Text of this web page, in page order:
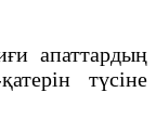
апаттардың
түсіне